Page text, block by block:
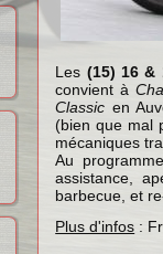
Les (15) 16 &
convient à
Classic en
(bien que mal
mécaniques
Au
assistance,
barbecue, et
Plus d'infos :